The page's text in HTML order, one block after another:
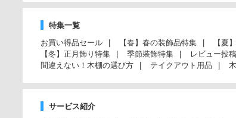
特集一覧
お買い得品セール
【春】春の装飾品特集 【夏
【冬】正月飾り特集
季節装飾特集 レビュー投
間違えない！木棚の選び方
テイクアウト用品
サービス紹介